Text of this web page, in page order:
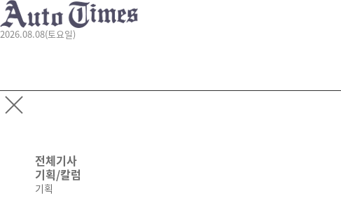
2026.08.08(토요일)
전체기사
기획/칼럼
기획